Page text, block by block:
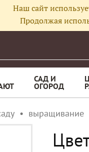
Наш сайт
Продолжая
САД И
ОГОРОД
выращивание